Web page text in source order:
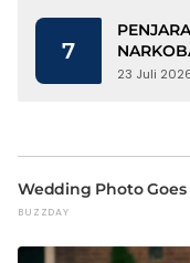
7
23 Juli